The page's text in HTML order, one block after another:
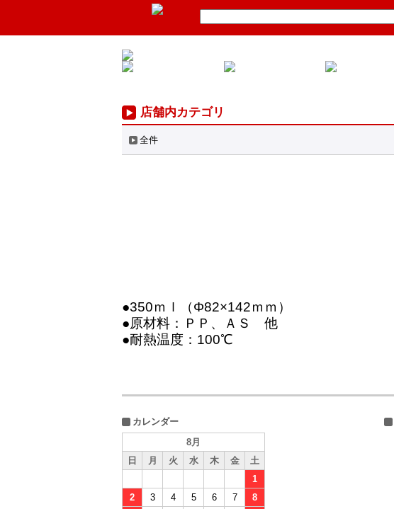
店舗内カテゴリ
全件
●350ｍｌ（Φ82×142ｍｍ）
●原材料：ＰＰ、ＡＳ 他
●耐熱温度：100℃
カレンダー
8月
日
月 火 水 木 金
土
1
2
3 4 5 6 7
8